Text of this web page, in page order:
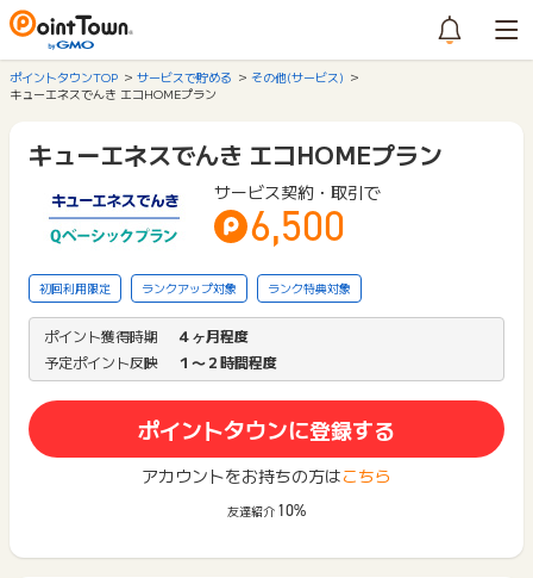
ポイントタウンTOP サービスで貯める
その他(サービス)
キューエネスでんき エコHOMEプラン
キューエネスでんき エコHOMEプラン
サービス契約・取引で
6,500
初回利用限定 ランクアップ対象 ランク特典対象
ポイント獲得時期
４ヶ月程度
予定ポイント反映
１〜２時間程度
ポイントタウンに登録する
アカウントをお持ちの方はこちら
友達紹介 10%